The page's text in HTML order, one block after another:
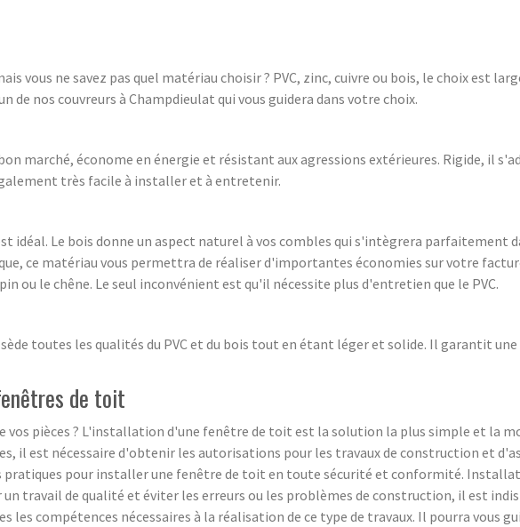
vous ne savez pas quel matériau choisir ? PVC, zinc, cuivre ou bois, le choix est
de nos couvreurs à Champdieulat qui vous guidera dans votre choix.
marché, économe en énergie et résistant aux agressions extérieures. Rigide, il
très facile à installer et à entretenir.
idéal. Le bois donne un aspect naturel à vos combles qui s'intègrera parfaitement
ce matériau vous permettra de réaliser d'importantes économies sur votre
ou le chêne. Le seul inconvénient est qu'il nécessite plus d'entretien que le PVC.
toutes les qualités du PVC et du bois tout en étant léger et solide. Il garantit
de toit
vos pièces ? L'installation d'une fenêtre de toit est la solution la plus simple et la
il est nécessaire d'obtenir les autorisations pour les travaux de construction et
pratiques pour installer une fenêtre de toit en toute sécurité et conformité.
travail de qualité et éviter les erreurs ou les problèmes de construction, il est
les compétences nécessaires à la réalisation de ce type de travaux. Il pourra vous